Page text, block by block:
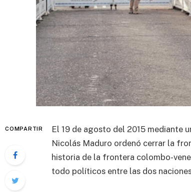
COMPARTIR
El 19 de agosto del 2015 mediante
Nicolás Maduro ordenó cerrar la
historia de la frontera colombo-
todo políticos entre las dos